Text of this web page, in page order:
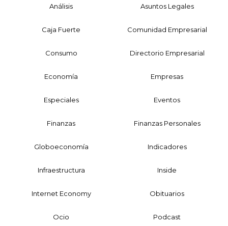
Análisis Asuntos Legales
Caja Fuerte Comunidad Empresarial
Consumo Directorio Empresarial
Economía Empresas
Especiales Eventos
Finanzas Finanzas Personales
Globoeconomía Indicadores
Infraestructura Inside
Internet Economy Obituarios
Ocio Podcast